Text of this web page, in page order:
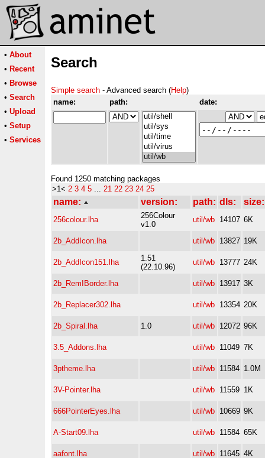
• About
• Recent
• Browse
• Search
• Upload
• Setup
• Services
Search
Simple search - Advanced search (Help)
name:
path: date:
Found 1250 matching packages
>1< 2 3 4 5 ... 21 22 23 24 25
name: version: path: dls: size:
256colour.lha
256Colour
v1.0
util/wb 14107 6K
2b_AddIcon.lha util/wb 13827 19K
2b_AddIcon151.lha
1.51
(22.10.96)
util/wb 13777 24K
2b_RemIBorder.lha util/wb 13917 3K
2b_Replacer302.lha util/wb 13354 20K
2b_Spiral.lha 1.0 util/wb 12072 96K
3.5_Addons.lha util/wb 11049 7K
3ptheme.lha util/wb 11584 1.0M
3V-Pointer.lha util/wb 11559 1K
666PointerEyes.lha util/wb 10669 9K
A-Start09.lha util/wb 11584 65K
aafont.lha util/wb 11645 4K